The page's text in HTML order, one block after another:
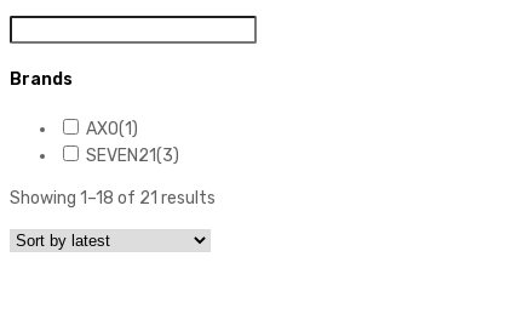
Brands
AXO(1)
SEVEN21(3)
Showing 1–18 of 21 results